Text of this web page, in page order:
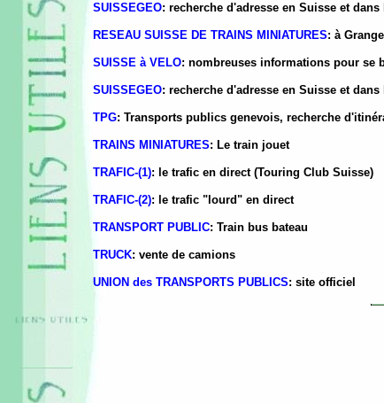
SUISSEGEO: recherche d'adresse en Suisse et
RESEAU SUISSE DE TRAINS MINIATURES: à
SUISSE à VELO: nombreuses informations pour se
SUISSEGEO: recherche d'adresse en Suisse et
TPG: Transports publics genevois, recherche
TRAINS MINIATURES: Le train jouet
TRAFIC-(1): le trafic en direct (Touring Club Suisse)
TRAFIC-(2): le trafic "lourd" en direct
TRANSPORT PUBLIC: Train bus bateau
TRUCK: vente de camions
UNION des TRANSPORTS PUBLICS: site officiel